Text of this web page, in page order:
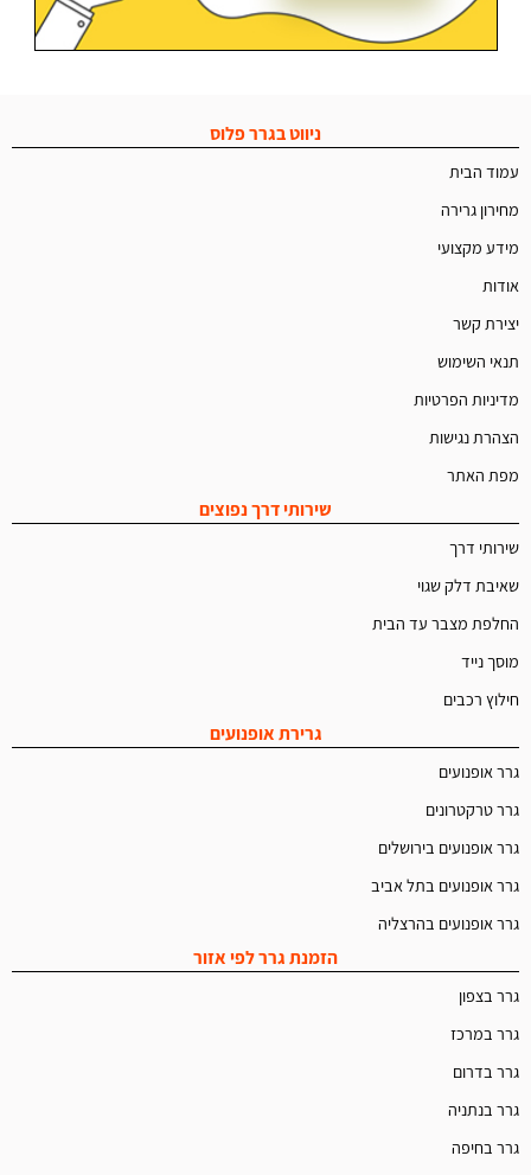
ניווט בגרר פלוס
עמוד הבית
מחירון גרירה
מידע מקצועי
אודות
יצירת קשר
תנאי השימוש
מדיניות הפרטיות
הצהרת נגישות
מפת האתר
שירותי דרך נפוצים
שירותי דרך
שאיבת דלק שגוי
החלפת מצבר עד הבית
מוסך נייד
חילוץ רכבים
גרירת אופנועים
גרר אופנועים
גרר טרקטרונים
גרר אופנועים בירושלים
גרר אופנועים בתל אביב
גרר אופנועים בהרצליה
הזמנת גרר לפי אזור
גרר בצפון
גרר במרכז
גרר בדרום
גרר בנתניה
גרר בחיפה